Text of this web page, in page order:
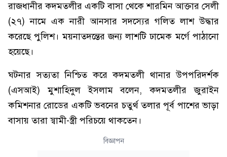
রাজধানীর কদমতলীর একটি বাসা থেকে শারমিন আক্তার সেলী
(২৭) নামে এক নারী আনসার সদস্যের গলিত লাশ উদ্ধার
করেছে পুলিশ। ময়নাতদন্তের জন্য লাশটি ঢামেক মর্গে পাঠানো
হয়েছে।
ঘটনার সত্যতা নিশ্চিত করে কদমতলী থানার উপপরিদর্শক
(এসআই) মুশাহিদুল ইসলাম বলেন, কদমতলীর জুরাইন
কমিশনার রোডের একটি ভবনের চতুর্থ তলার পূর্ব পাশের ভাড়া
বাসায় তারা স্বামী-স্ত্রী পরিচয়ে থাকতেন।
বিজ্ঞাপন